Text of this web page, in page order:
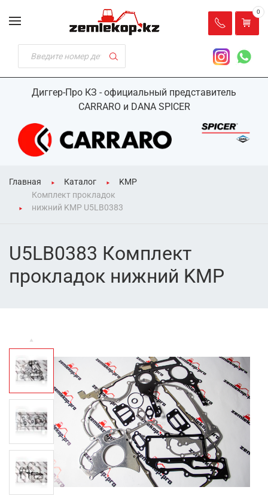
Диггер-Про КЗ - официальный представитель
CARRARO и DANA SPICER
0
Главная Каталог
KMP
Комплект прокладок
нижний KMP U5LB0383
U5LB0383 Комплект
прокладок нижний KMP